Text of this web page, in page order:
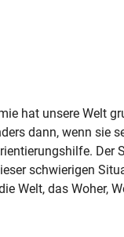
hat unsere Welt
dann, wenn sie
Der
schwierigen
Welt, das Woher,